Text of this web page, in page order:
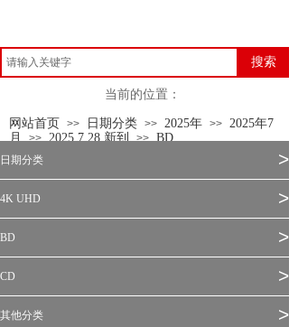
搜索
当前的位置：
网站首页 >> 日期分类 >> 2025年 >> 2025年7
月 >> 2025.7.28 新到 >> BD
日期分类 >
4K UHD >
BD >
CD >
其他分类 >